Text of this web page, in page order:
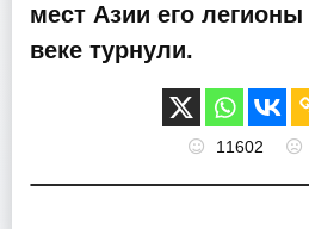
мест Азии его
веке турнули.
11602